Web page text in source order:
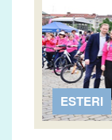
ESTERI